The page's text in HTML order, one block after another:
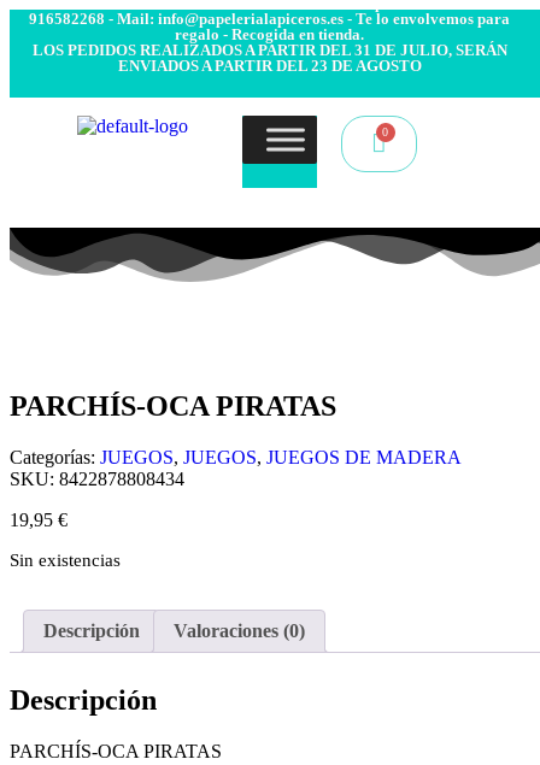
916582268 - Mail: info@papelerialapiceros.es - Te lo envolvemos para
regalo - Recogida en tienda.
LOS PEDIDOS REALIZADOS A PARTIR DEL 31 DE JULIO, SERÁN
ENVIADOS A PARTIR DEL 23 DE AGOSTO
PARCHÍS-OCA PIRATAS
Categorías: JUEGOS, JUEGOS, JUEGOS DE MADERA
SKU: 8422878808434
19,95 €
Sin existencias
Descripción Valoraciones (0)
Descripción
PARCHÍS-OCA PIRATAS